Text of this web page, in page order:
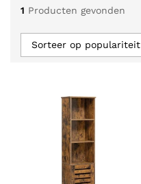
1 Producten gevonden
Sorteer op populariteit